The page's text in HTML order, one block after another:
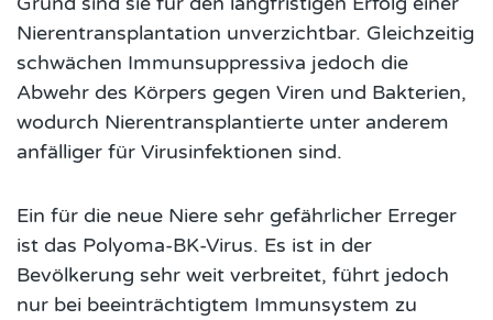
Nierentransplantation unverzichtbar. Gleichzeitig
schwächen Immunsuppressiva jedoch die
Abwehr des Körpers gegen Viren und Bakterien,
wodurch Nierentransplantierte unter anderem
anfälliger für Virusinfektionen sind.
Ein für die neue Niere sehr gefährlicher Erreger
ist das Polyoma-BK-Virus. Es ist in der
Bevölkerung sehr weit verbreitet, führt jedoch
nur bei beeinträchtigtem Immunsystem zu